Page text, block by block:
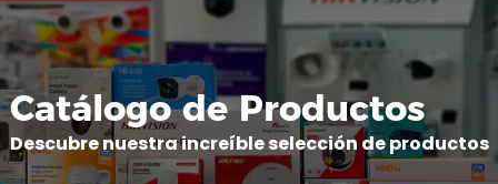
Catálogo de Productos
Descubre nuestra increíble selección de productos